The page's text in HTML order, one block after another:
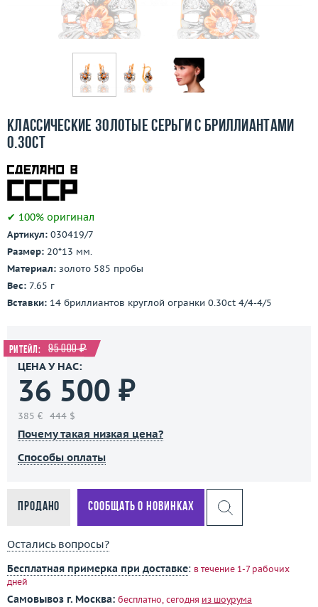
Бесплатная доставка
Покупка и оплата
Контакты
3D-тур по шоуруму
Классические золотые серьги с бриллиантами
0.30ct
✔ 100% оригинал
Артикул: 030419/7
Размер: 20*13 мм.
Материал: золото 585 пробы
Вес: 7.65 г
Вставки: 14 бриллиантов круглой огранки 0.30ct 4/4-4/5
Ритейл: 95 000 ₽
ЦЕНА У НАС:
36 500 ₽
385 € 444 $
Почему такая низкая цена?
Способы оплаты
Продано Сообщать о новинках
Остались вопросы?
Бесплатная примерка при доставке: в течение 1-7 рабочих
дней
Самовывоз г. Москва: бесплатно, сегодня из шоурума